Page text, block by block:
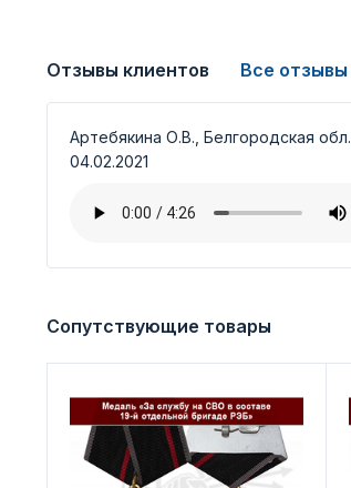
Отзывы клиентов Все отзывы
Артебякина О.В., Белгородская обл.,
04.02.2021
Сопутствующие товары